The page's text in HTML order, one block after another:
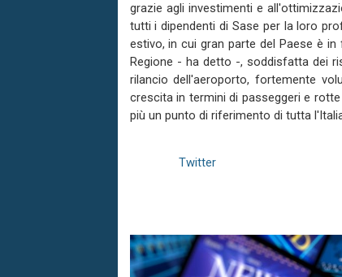
grazie agli investimenti e
tutti i dipendenti di Sase per la loro
estivo, in cui gran parte del Paese è
Regione - ha detto -, soddisfatta dei
rilancio dell'aeroporto, fortemente
crescita in termini di passeggeri e
più un punto di riferimento di tutta
Twitter